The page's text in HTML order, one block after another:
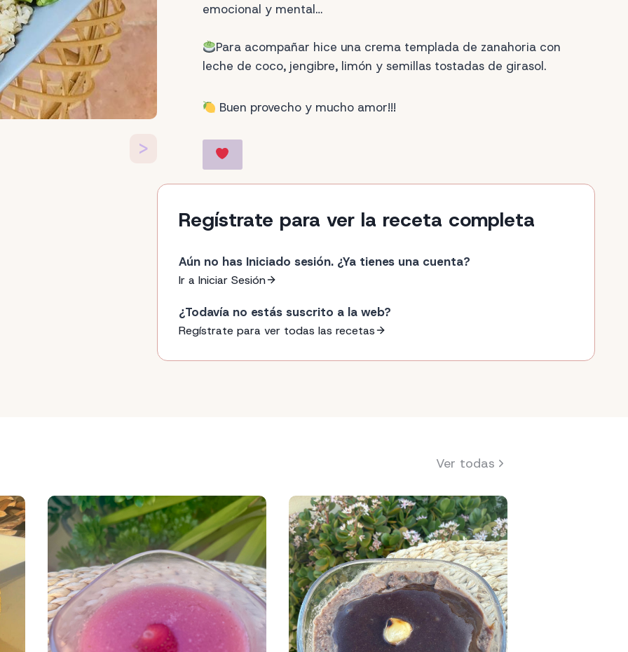
>
emocional y mental…
Para acompañar hice una crema templada de zanahoria con
leche de coco, jengibre, limón y semillas tostadas de girasol.
Buen provecho y mucho amor!!!
Regístrate para ver la receta completa
Aún no has Iniciado sesión. ¿Ya tienes una cuenta?
Ir a Iniciar Sesión
¿Todavía no estás suscrito a la web?
Regístrate para ver todas las recetas
Ver todas